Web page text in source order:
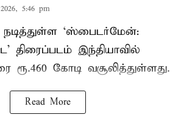
5:46 pm
‘ஸ்பைடர்மேன்:
திரைப்படம் இந்தியாவில்
ரூ.460 கோடி வசூலித்துள்ளது.
Read More